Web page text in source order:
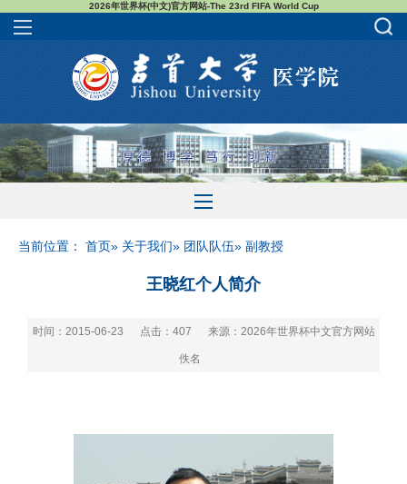
2026年世界杯(中文)官方网站-The 23rd FIFA World Cup
当前位置： 首页» 关于我们» 团队队伍» 副教授
王晓红个人简介
时间：2015-06-23 点击： 407 来源：2026年世界杯中文官方网站
佚名